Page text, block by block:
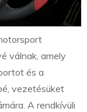
válnak, amely
és a
vezetésüket
A rendkívüli